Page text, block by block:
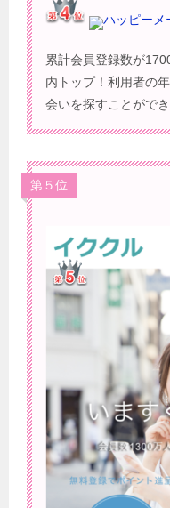
ハッピーメ
累計会員登録数が
内トップ！利用者の
会いを探すことができ
第５位